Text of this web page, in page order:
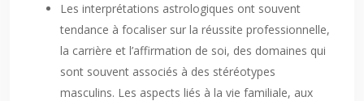
Les interprétations astrologiques ont souvent
tendance à focaliser sur la réussite professionnelle,
la carrière et l’affirmation de soi, des domaines qui
sont souvent associés à des stéréotypes
masculins. Les aspects liés à la vie familiale, aux